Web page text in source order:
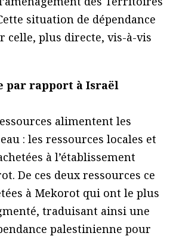
situation de dépendance
celle, plus directe, vis-à-vis
par rapport à Israël
alimentent les
: les ressources locales et
à l’établissement
De ces deux ressources ce
à Mekorot qui ont le plus
traduisant ainsi une
palestinienne pour